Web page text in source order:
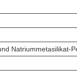
Natriummetasilikat-